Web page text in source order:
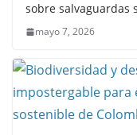
sobre salvaguardas
mayo 7, 2026